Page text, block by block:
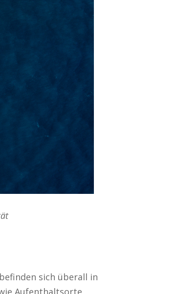
sich überall in
Aufenthaltsorte